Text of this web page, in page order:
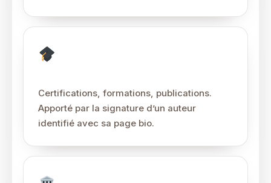
Certifications, formations, publications.
Apporté par la signature d’un auteur
identifié avec sa page bio.